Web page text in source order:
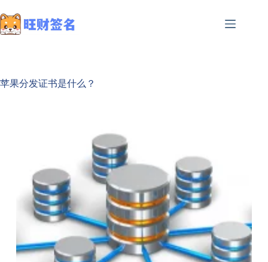
苹果分发证书是什么？